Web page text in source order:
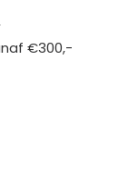
€300,-